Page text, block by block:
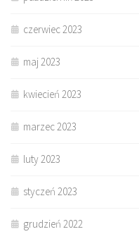
czerwiec 2023
maj 2023
kwiecień 2023
marzec 2023
luty 2023
styczeń 2023
grudzień 2022